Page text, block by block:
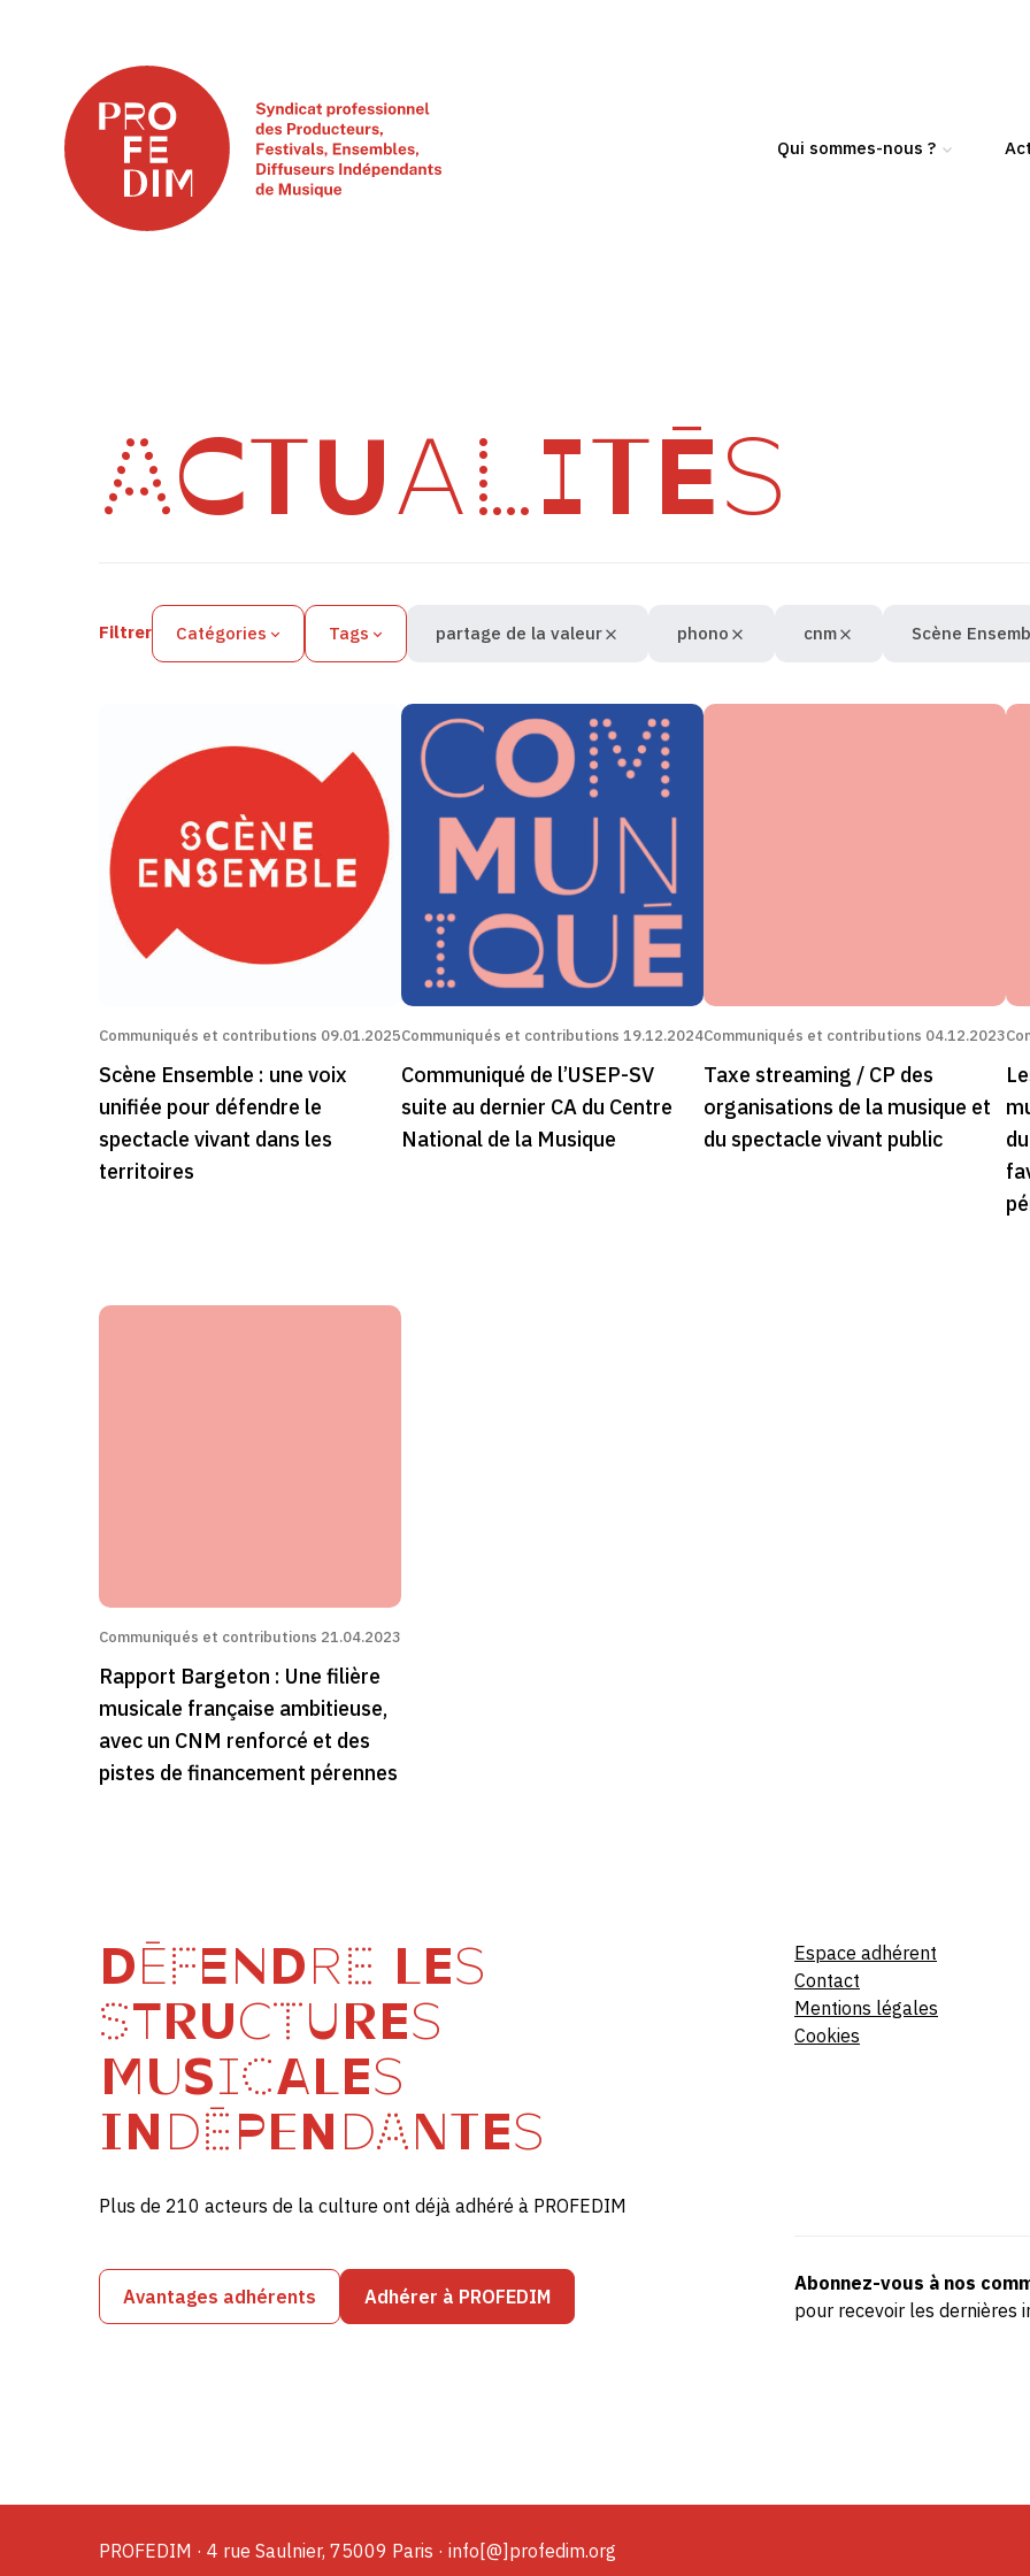
Qui sommes-nous ?
ACTUALITÉS
Filtres des actualités
Filtrer Catégories Tags partage de la valeur phono cnm Scène
Communiqués et contributions 09.01.2025
Scène Ensemble : une voix
unifiée pour défendre le
spectacle vivant dans les
territoires
Communiqués et contributions 19.12.2024
Communiqué de l’USEP-SV
suite au dernier CA du Centre
National de la Musique
Communiqués et contributions 04.12.2023
Taxe streaming / CP des
organisations de la musique et
du spectacle vivant public
Communiqués et contributions 21.04.2023
Rapport Bargeton : Une filière
musicale française ambitieuse,
avec un CNM renforcé et des
pistes de financement pérennes
DÉFENDRE LES
STRUCTURES
MUSICALES
INDÉPENDANTES
Plus de 210 acteurs de la culture ont déjà adhéré à PROFEDIM
Avantages adhérents Adhérer à PROFEDIM
Espace adhérent
Contact
Mentions légales
Cookies
Abonnez-vous à nos
pour recevoir les dernières
PROFEDIM · 4 rue Saulnier, 75009 Paris · info[@]profedim.org